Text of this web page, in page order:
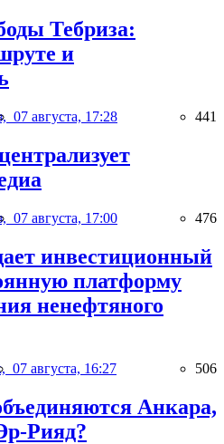
Тебриза:
и
07 августа, 17:28 441
07 августа, 17:00 476
инвестиционный
платформу
ненефтяного
07 августа, 16:27 506
Анкара,
Рияд?